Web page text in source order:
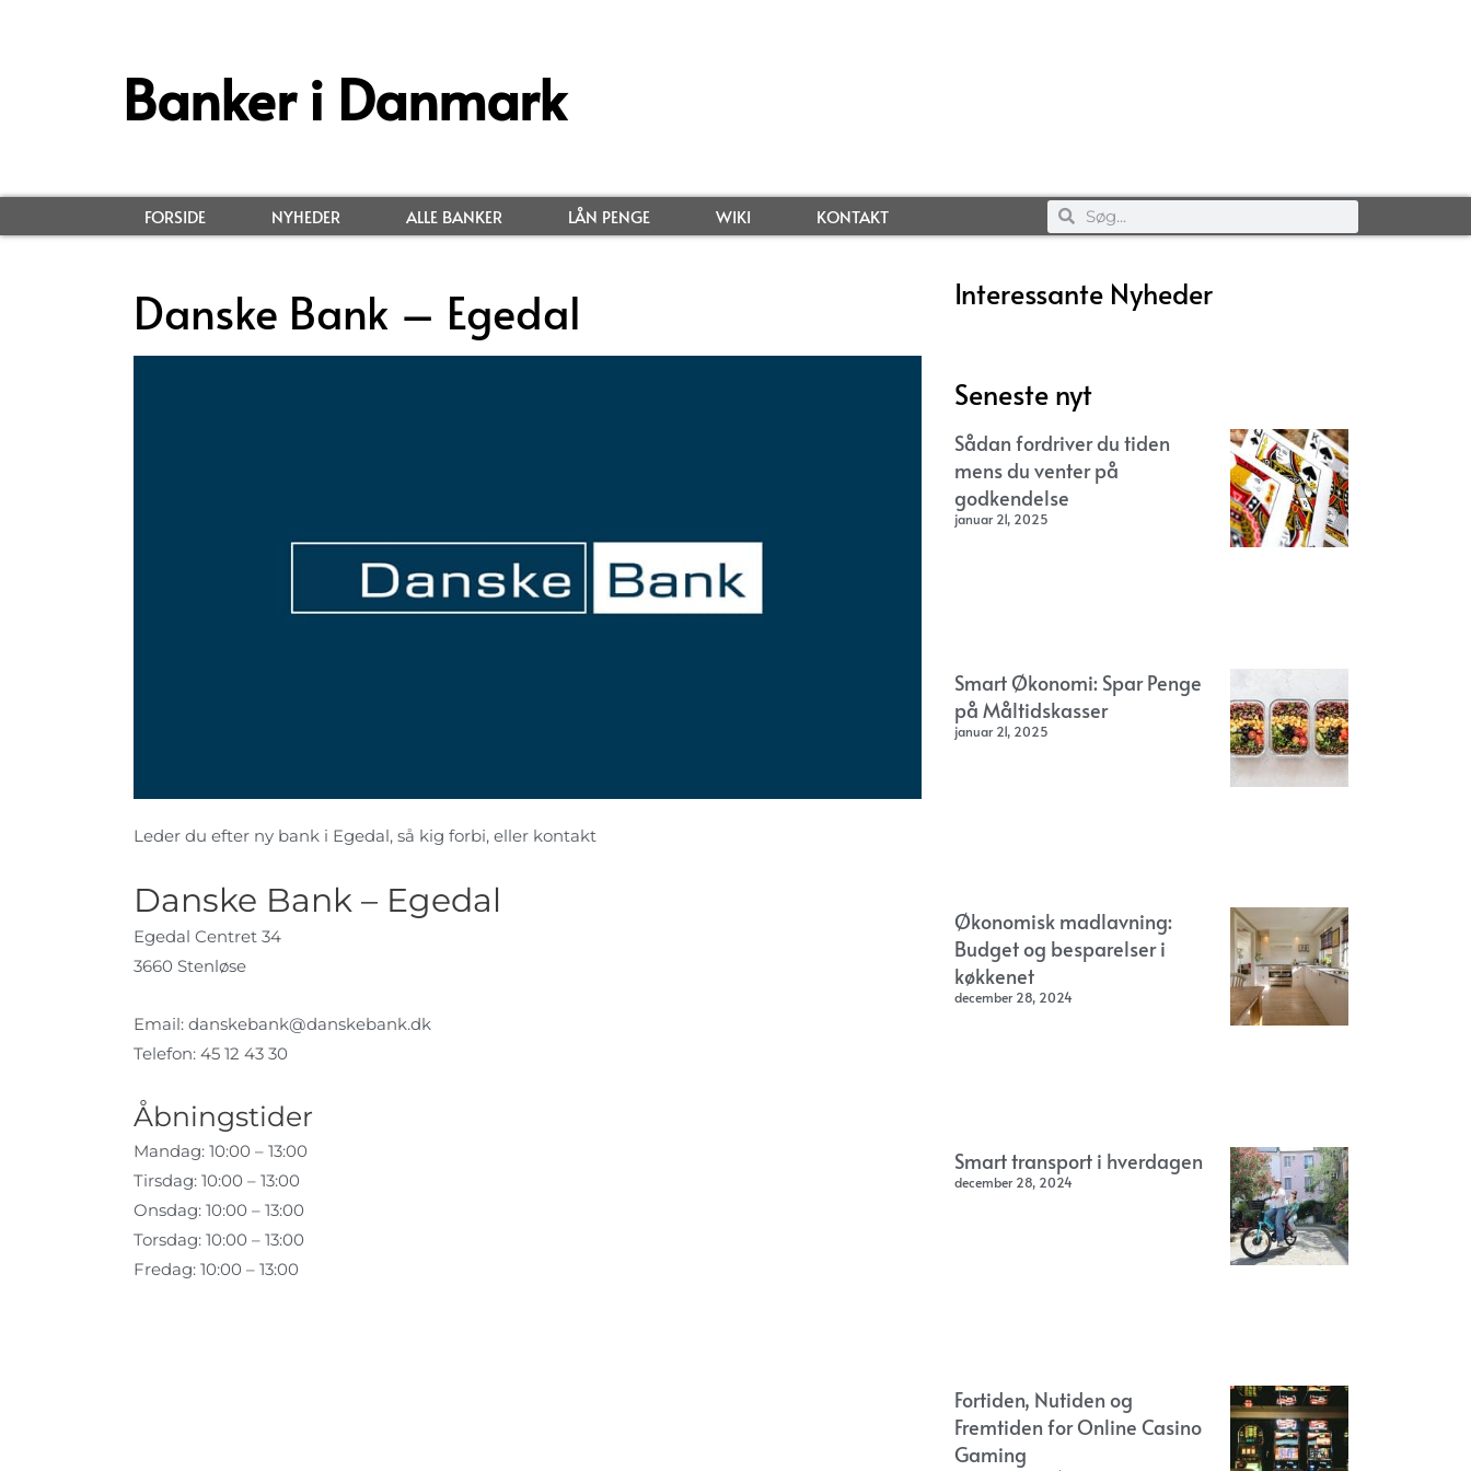
Banker i Danmark
FORSIDE NYHEDER ALLE BANKER LÅN PENGE WIKI KONTAKT
Danske Bank – Egedal
Leder du efter ny bank i Egedal, så kig forbi, eller kontakt
Danske Bank – Egedal
Egedal Centret 34
3660 Stenløse
Email: danskebank@danskebank.dk
Telefon: 45 12 43 30
Åbningstider
Mandag: 10:00 – 13:00
Tirsdag: 10:00 – 13:00
Onsdag: 10:00 – 13:00
Torsdag: 10:00 – 13:00
Fredag: 10:00 – 13:00
Interessante Nyheder
Seneste nyt
Sådan fordriver du tiden
mens du venter på
godkendelse
januar 21, 2025
Smart Økonomi: Spar Penge
på Måltidskasser
januar 21, 2025
Økonomisk madlavning:
Budget og besparelser i
køkkenet
december 28, 2024
Smart transport i hverdagen
december 28, 2024
Fortiden, Nutiden og
Fremtiden for Online Casino
Gaming